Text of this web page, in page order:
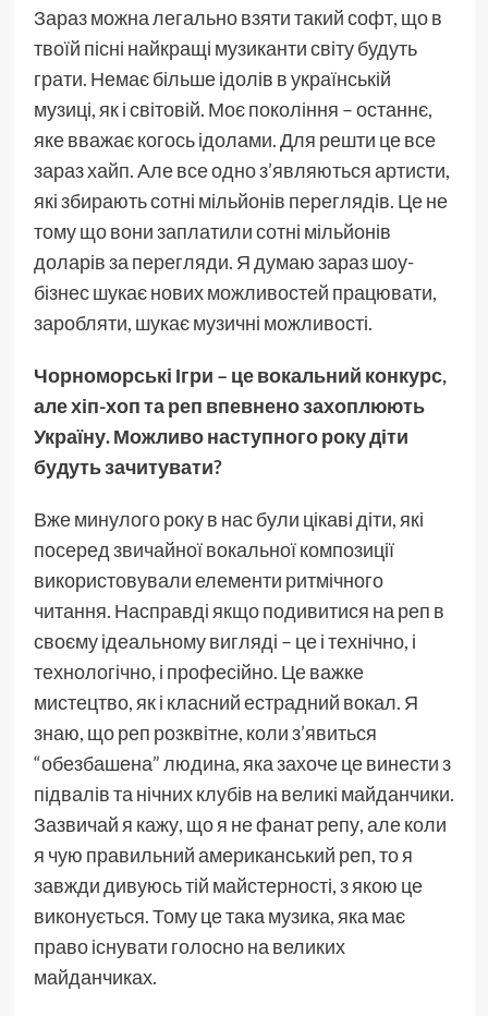
Зараз можна легально взяти такий софт, що в
твоїй пісні найкращі музиканти світу будуть
грати. Немає більше ідолів в українській
музиці, як і світовій. Моє покоління – останнє,
яке вважає когось ідолами. Для решти це все
зараз хайп. Але все одно з’являються артисти,
які збирають сотні мільйонів переглядів. Це не
тому що вони заплатили сотні мільйонів
доларів за перегляди. Я думаю зараз шоу-
бізнес шукає нових можливостей працювати,
заробляти, шукає музичні можливості.
Чорноморські Ігри – це вокальний конкурс,
але хіп-хоп та реп впевнено захоплюють
Україну. Можливо наступного року діти
будуть зачитувати?
Вже минулого року в нас були цікаві діти, які
посеред звичайної вокальної композиції
використовували елементи ритмічного
читання. Насправді якщо подивитися на реп в
своєму ідеальному вигляді – це і технічно, і
технологічно, і професійно. Це важке
мистецтво, як і класний естрадний вокал. Я
знаю, що реп розквітне, коли з’явиться
“обезбашена” людина, яка захоче це винести з
підвалів та нічних клубів на великі майданчики.
Зазвичай я кажу, що я не фанат репу, але коли
я чую правильний американський реп, то я
завжди дивуюсь тій майстерності, з якою це
виконується. Тому це така музика, яка має
право існувати голосно на великих
майданчиках.